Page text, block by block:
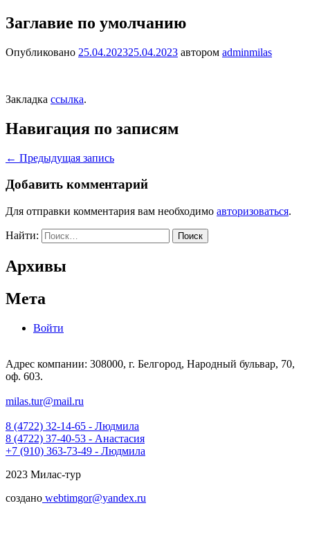
Заглавие по умолчанию
Опубликовано 25.04.202325.04.2023 автором adminmilas
Закладка ссылка.
Навигация по записям
← Предыдущая запись
Добавить комментарий
Для отправки комментария вам необходимо авторизоваться.
Найти:
Архивы
Мета
Войти
Адрес компании: 308000, г. Белгород, Народный бульвар, 70,
оф. 603.
milas.tur@mail.ru
8 (4722) 32-14-65 - Людмила
8 (4722) 37-40-53 - Анастасия
+7 (910) 363-73-49 - Людмила
2023 Милас-тур
создано webtimgor@yandex.ru